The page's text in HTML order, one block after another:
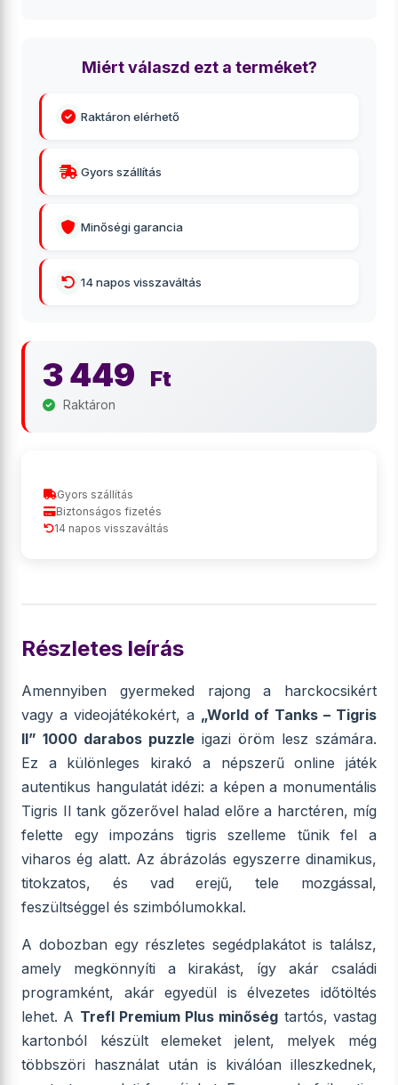
Miért válaszd ezt a terméket?
Raktáron elérhető
Gyors szállítás
Minőségi garancia
14 napos visszaváltás
3 449 Ft
Raktáron
Gyors szállítás
Biztonságos fizetés
14 napos visszaváltás
Részletes leírás
Amennyiben gyermeked rajong a harckocsikért
vagy a videojátékokért, a „World of Tanks – Tigris
II” 1000 darabos puzzle igazi öröm lesz számára.
Ez a különleges kirakó a népszerű online játék
autentikus hangulatát idézi: a képen a monumentális
Tigris II tank gőzerővel halad előre a harctéren, míg
felette egy impozáns tigris szelleme tűnik fel a
viharos ég alatt. Az ábrázolás egyszerre dinamikus,
titokzatos, és vad erejű, tele mozgással,
feszültséggel és szimbólumokkal.
A dobozban egy részletes segédplakátot is találsz,
amely megkönnyíti a kirakást, így akár családi
programként, akár egyedül is élvezetes időtöltés
lehet. A Trefl Premium Plus minőség tartós, vastag
kartonból készült elemeket jelent, melyek még
többszöri használat után is kiválóan illeszkednek,